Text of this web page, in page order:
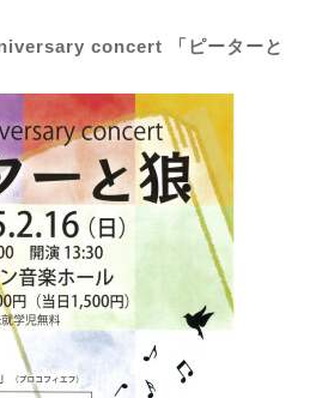
concert 「ピーターと